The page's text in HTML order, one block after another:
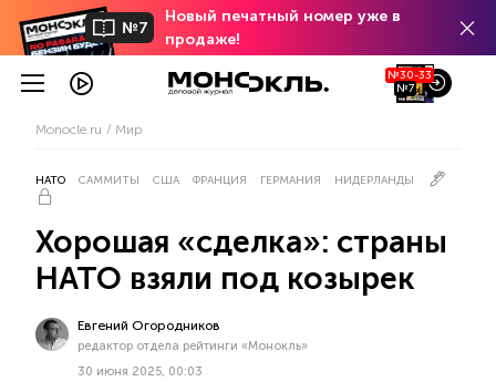
№7
Новый печатный номер уже в
продаже!
№30-33
№7
Monocle.ru Мир
НАТО САММИТЫ США ФРАНЦИЯ ГЕРМАНИЯ НИДЕРЛАНДЫ
Хорошая «сделка»: страны
НАТО взяли под козырек
Евгений Огородников
редактор отдела рейтинги «Монокль»
30 июня 2025, 00:03